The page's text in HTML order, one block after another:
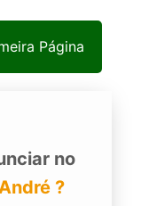
Página
no
?